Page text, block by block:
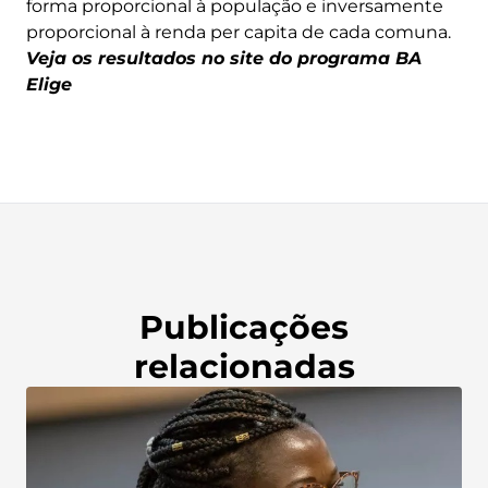
forma proporcional à população e inversamente
proporcional à renda per capita de cada comuna.
Veja os resultados no site do programa BA
Elige
Publicações
relacionadas